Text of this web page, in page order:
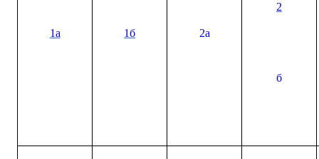
1a 1б 2а
2
б